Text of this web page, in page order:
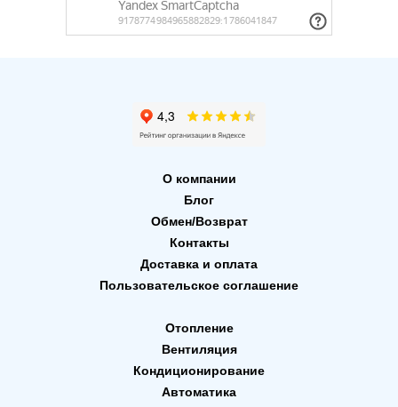
О компании
Блог
Обмен/Возврат
Контакты
Доставка и оплата
Пользовательское соглашение
Отопление
Вентиляция
Кондиционирование
Автоматика